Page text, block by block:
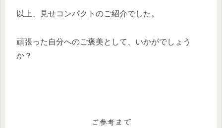
以上、見せコンパクトのご紹介でした。
頑張った自分へのご褒美として、いかがでしょう
か？
ご参考まで